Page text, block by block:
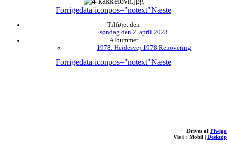
Forrigedata-iconpos="notext"Næste
Tilføjet den
søndag den 2. april 2023
Albummer
1978. Heidesvej 1978 Renovering
Forrigedata-iconpos="notext"Næste
Drives af Piwigo
Vis i : Mobil | Desktop